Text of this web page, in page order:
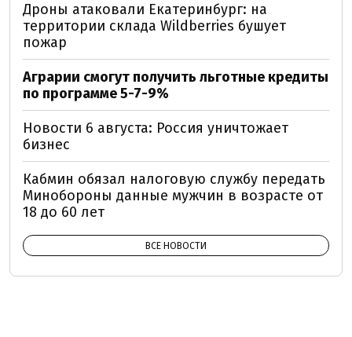
Дроны атаковали Екатеринбург: на
территории склада Wildberries бушует
пожар
Аграрии смогут получить льготные кредиты
по программе 5-7-9%
Новости 6 августа: Россия уничтожает
бизнес
Кабмин обязал налоговую службу передать
Минобороны данные мужчин в возрасте от
18 до 60 лет
ВСЕ НОВОСТИ